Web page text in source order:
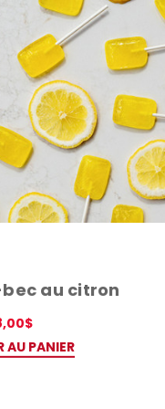
au citron
AU PANIER